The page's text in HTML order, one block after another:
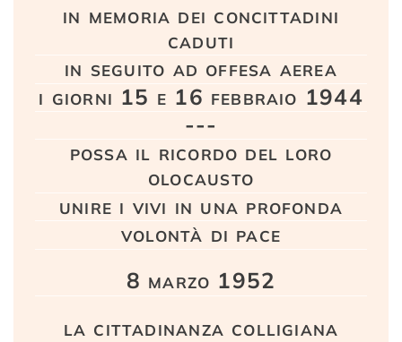
in memoria dei concittadini
caduti
in seguito ad offesa aerea
i giorni 15 e 16 febbraio 1944
---
possa il ricordo del loro
olocausto
unire i vivi in una profonda
volontà di pace
8 marzo 1952
la cittadinanza colligiana